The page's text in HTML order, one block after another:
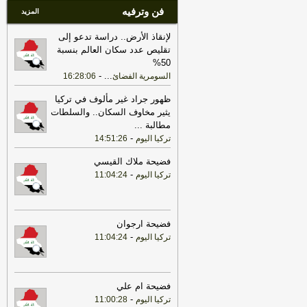
فن وترفيه المزيد
لإنقاذ الأرض.. دراسة تدعو إلى
تقليص عدد سكان العالم بنسبة
50%
السومرية الفضائ...
-
16:28:06
ظهور جراد غير مألوف في تركيا
يثير مخاوف السكان.. والسلطات
مطالبة ...
تركيا اليوم -
14:51:26
فضيحة ملاك القيسي
تركيا اليوم -
11:04:24
فضيحة ارجوان
تركيا اليوم -
11:04:24
فضيحة ام علي
تركيا اليوم -
11:00:28